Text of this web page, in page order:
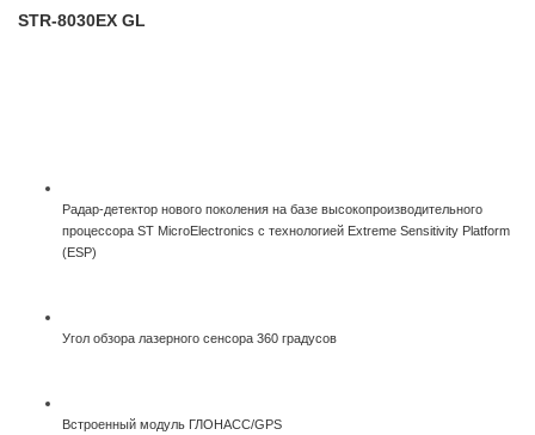
STR-8030EX GL
Радар-детектор нового поколения на базе высокопроизводительного
процессора ST MicroElectronics с технологией Extreme Sensitivity Platform
(ESP)
Угол обзора лазерного сенсора 360 градусов
Встроенный модуль ГЛОНАСС/GPS